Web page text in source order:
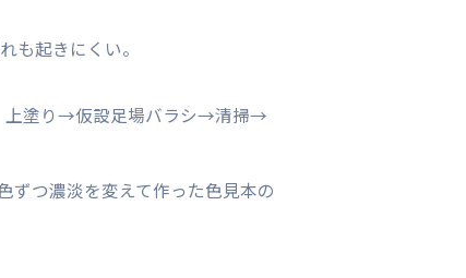
も起きにくい。
上塗り→仮設足場バラシ→清掃→
ずつ濃淡を変えて作った色見本の